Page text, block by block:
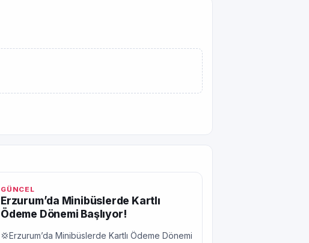
GÜNCEL
Erzurum’da Minibüslerde Kartlı
Ödeme Dönemi Başlıyor!
💢Erzurum’da Minibüslerde Kartlı Ödeme Dönemi